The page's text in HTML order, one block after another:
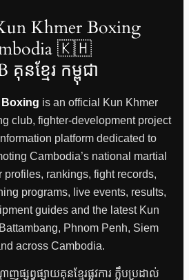
Khmer Boxing
🇰🇭
នខ្មែរ កម្ពុជា
is an official Kun Khmer
club, fighter-development project
platform dedicated to
Cambodia’s national martial
profiles, rankings, fight records,
programs, live events, results,
guides and the latest Kun
Phnom Penh, Siem
across Cambodia.
ផ្សព្វផ្សាយគុនខ្មែរផ្លូវការ ក្លឹបប្រដាល់